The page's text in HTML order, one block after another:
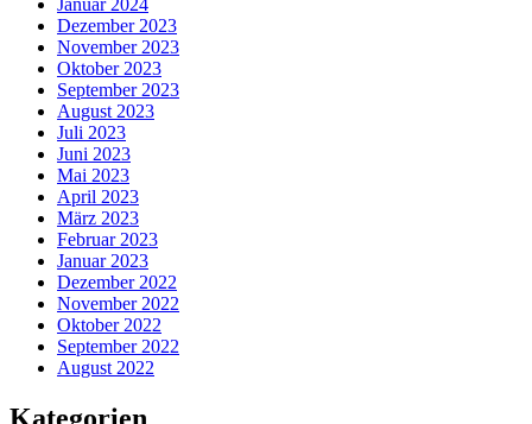
Dezember 2023
November 2023
Oktober 2023
September 2023
August 2023
Juli 2023
Juni 2023
Mai 2023
April 2023
März 2023
Februar 2023
Januar 2023
Dezember 2022
November 2022
Oktober 2022
September 2022
August 2022
Kategorien